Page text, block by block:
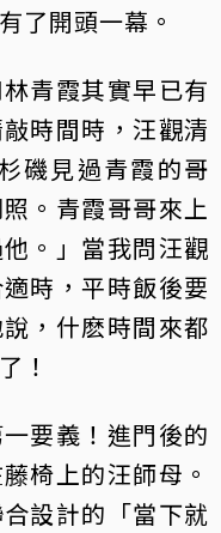
了開頭一幕。
青霞其實早已有
時間時，汪觀清
磯見過青霞的哥
。青霞哥哥來上
。」當我問汪觀
時，平時飯後要
，什麽時間來都
！
要義！進門後的
椅上的汪師母。
設計的「當下就